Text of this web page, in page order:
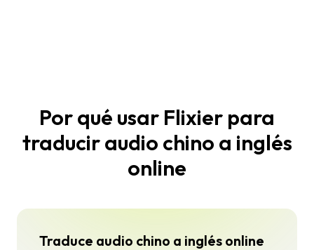
Por qué usar Flixier para
traducir audio chino a inglés
online
Traduce audio chino a inglés online